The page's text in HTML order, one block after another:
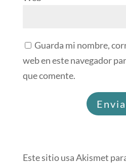
Guarda mi nombre,
web en este navegador
que comente.
Este sitio usa Akismet